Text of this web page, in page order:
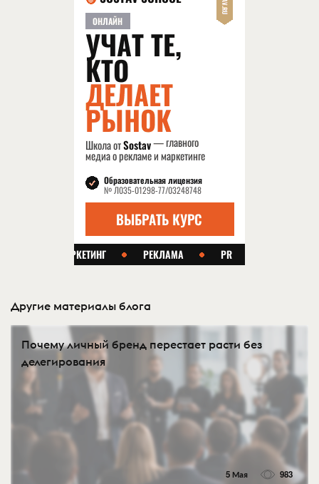
Другие материалы блога
Почему личный бренд перестает расти без
делегирования
5 Мая 983